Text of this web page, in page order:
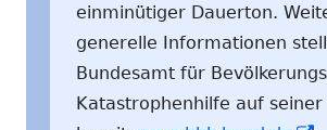
einminütiger Dauerton.
generelle Informationen
Bundesamt für
Katastrophenhilfe auf seiner